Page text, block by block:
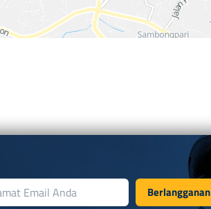
Berlangganan